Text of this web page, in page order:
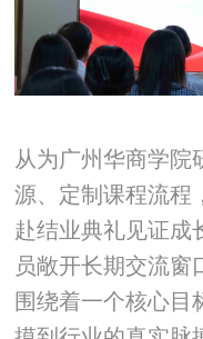
从为广州华商学院
源、定制课程流程
赴结业典礼见证成
员敞开长期交流窗
围绕着一个核心目